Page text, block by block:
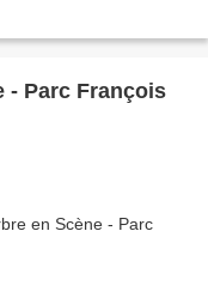
- Parc François